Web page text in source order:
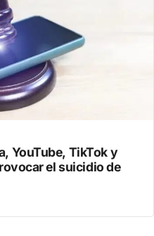
YouTube, TikTok y
el suicidio de